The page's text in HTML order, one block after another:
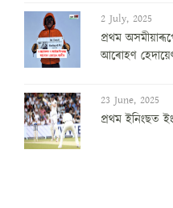
2 July, 2025
প্ৰথম
আৰোহণ
23 June, 2025
প্ৰথম ইনিংছত